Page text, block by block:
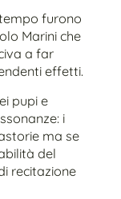
furono
Marini che
a far
effetti.
pupi e
i
ma se
del
recitazione